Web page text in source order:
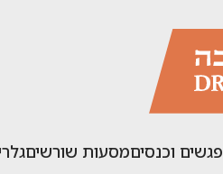
וכנסיםמסעות שורשים